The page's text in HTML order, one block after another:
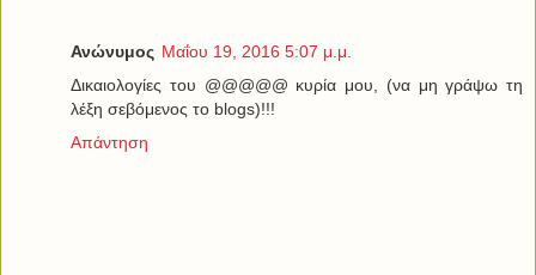
Ανώνυμος Μαΐου 19, 2016 5:07 μ.μ.
Δικαιολογίες του @@@@@ κυρία μου, (να μη γράψω τη
λέξη σεβόμενος το blogs)!!!
Απάντηση